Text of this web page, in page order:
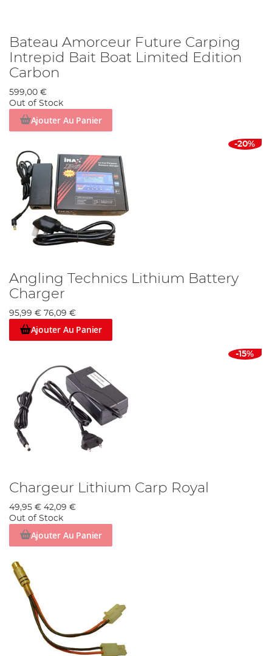
Bateau Amorceur Future Carping
Intrepid Bait Boat Limited Edition
Carbon
599,00 €
Out of Stock
Ajouter Au Panier
-20%
Angling Technics Lithium Battery
Charger
95,99 € 76,09 €
Ajouter Au Panier
-15%
Chargeur Lithium Carp Royal
49,95 € 42,09 €
Out of Stock
Ajouter Au Panier